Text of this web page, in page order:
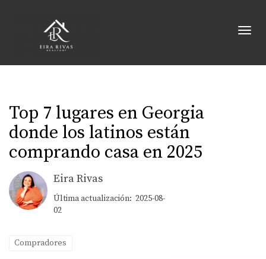
Top 7 lugares en Georgia
donde los latinos están
comprando casa en 2025
Eira Rivas
Última actualización: 2025-08-
02
Compradores